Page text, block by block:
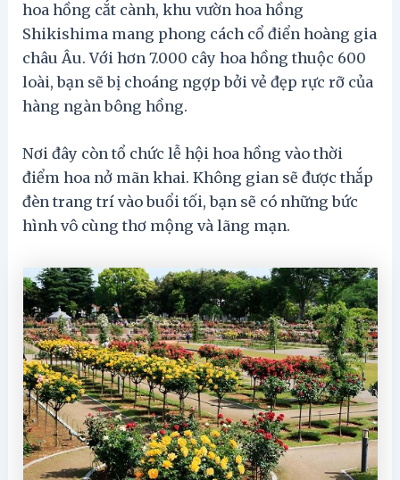
hoa hồng cắt cành, khu vườn hoa hồng
Shikishima mang phong cách cổ điển hoàng gia
châu Âu. Với hơn 7.000 cây hoa hồng thuộc 600
loài, bạn sẽ bị choáng ngợp bởi vẻ đẹp rực rỡ của
hàng ngàn bông hồng.
Nơi đây còn tổ chức lễ hội hoa hồng vào thời
điểm hoa nở mãn khai. Không gian sẽ được thắp
đèn trang trí vào buổi tối, bạn sẽ có những bức
hình vô cùng thơ mộng và lãng mạn.